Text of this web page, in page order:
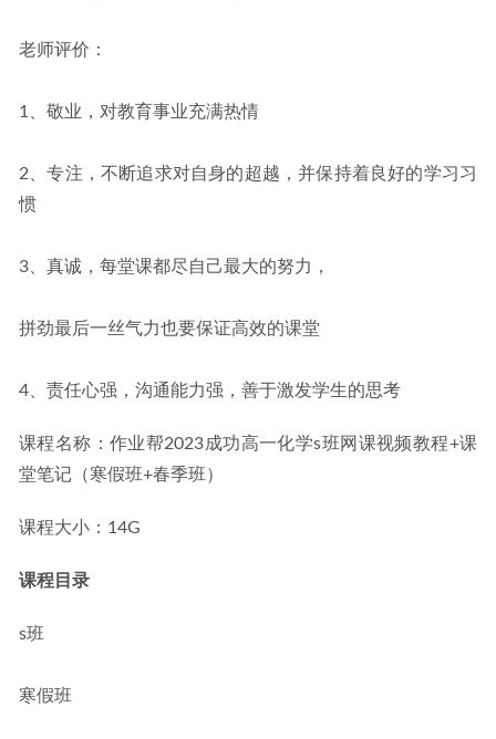
老师评价：
1、敬业，对教育事业充满热情
2、专注，不断追求对自身的超越，并保持着良好的学习习
惯
3、真诚，每堂课都尽自己最大的努力，
拼劲最后一丝气力也要保证高效的课堂
4、责任心强，沟通能力强，善于激发学生的思考
课程名称：作业帮2023成功高一化学s班网课视频教程+课
堂笔记（寒假班+春季班）
课程大小：14G
课程目录
s班
寒假班